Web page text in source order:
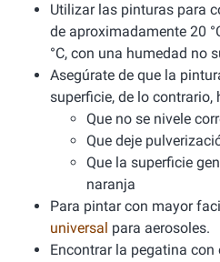
Utilizar las pinturas para
de aproximadamente 20
°C, con una humedad no
Asegúrate de que la
superficie, de lo contrario,
Que no se nivele
Que deje
Que la superficie
naranja
Para pintar con mayor
universal para aerosoles.
Encontrar la pegatina con